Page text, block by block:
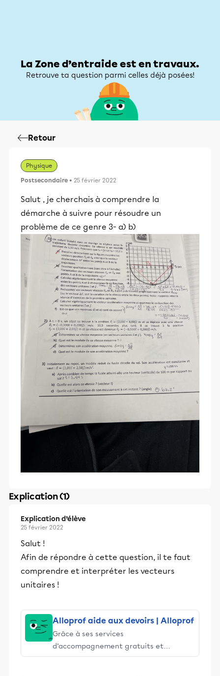
La Zone d’entraide est en travaux.
Retrouve ta question parmi celles déjà posées!
Retour
Physique
Postsecondaire • 25 février 2022
Salut , je cherchais à comprendre la
démarche à suivre pour résoudre un
problème de ce genre 3- a) b)
Explication (1)
Explication d’élève
25 février 2022
Salut !
Afin de répondre à cette question, il te faut
comprendre et interpréter les vecteurs
unitaires !
Alloprof aide aux devoirs | Alloprof
Grâce à ses services
d’accompagnement gratuits et
stimulants, Alloprof engage les élèves